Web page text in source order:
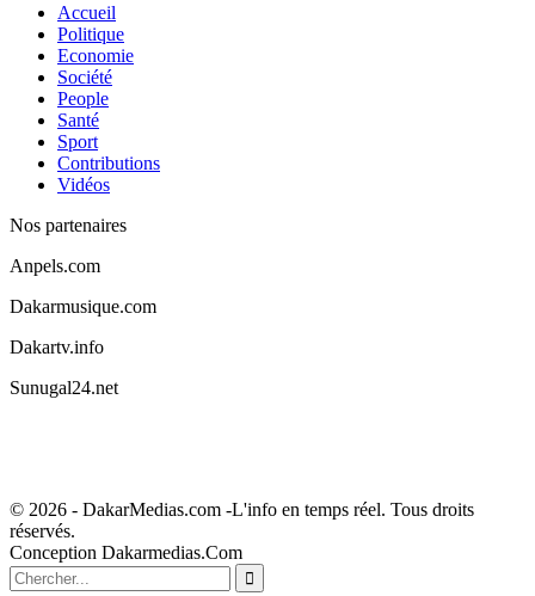
Accueil
Politique
Economie
Société
People
Santé
Sport
Contributions
Vidéos
Nos partenaires
Anpels.com
Dakarmusique.com
Dakartv.info
Sunugal24.net
© 2026 - DakarMedias.com -L'info en temps réel. Tous droits
réservés.
Conception Dakarmedias.Com